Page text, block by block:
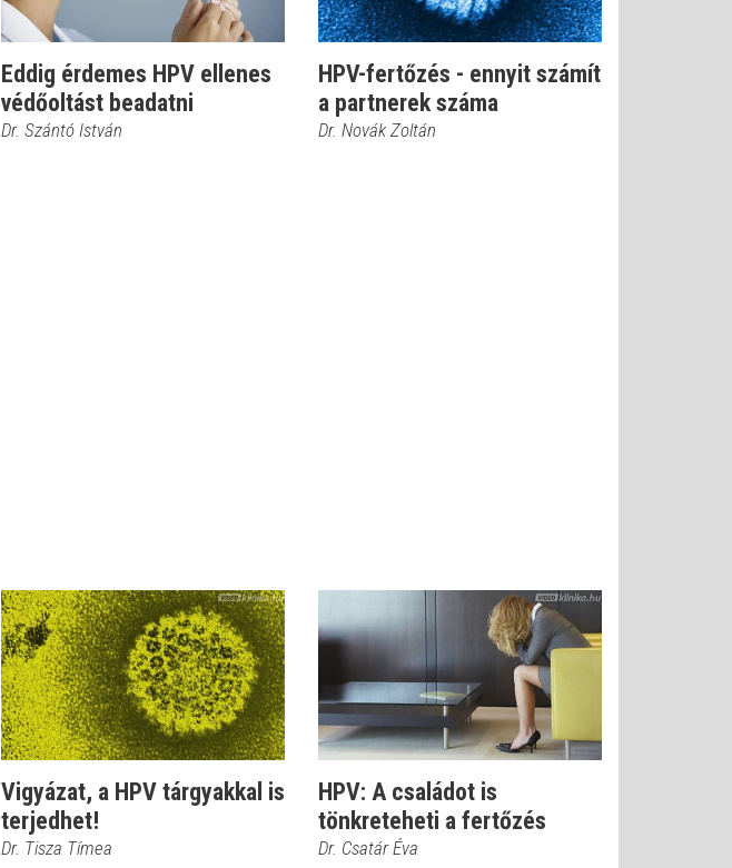
Eddig érdemes HPV ellenes
védőoltást beadatni
Dr. Szántó István
HPV-fertőzés - ennyit számít
a partnerek száma
Dr. Novák Zoltán
Vigyázat, a HPV tárgyakkal is
terjedhet!
Dr. Tisza Tímea
HPV: A családot is
tönkreteheti a fertőzés
Dr. Csatár Éva